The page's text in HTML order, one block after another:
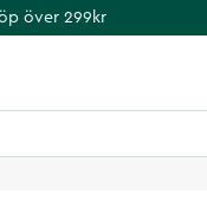
över 299kr